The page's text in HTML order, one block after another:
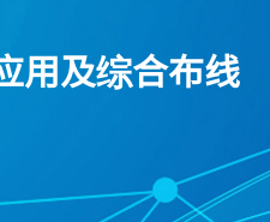
用及综合布线